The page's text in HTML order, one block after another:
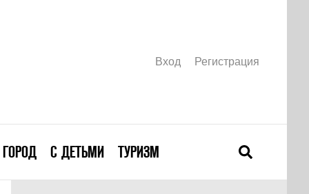
Вход Регистрация
ГОРОД С ДЕТЬМИ ТУРИЗМ